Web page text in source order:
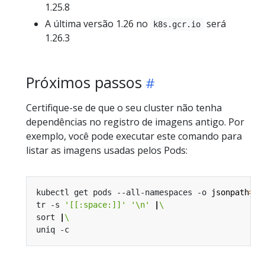
1.25.8
A última versão 1.26 no
k8s.gcr.io
será
1.26.3
Próximos passos
Certifique-se de que o seu cluster não tenha
dependências no registro de imagens antigo. Por
exemplo, você pode executar este comando para
listar as imagens usadas pelos Pods:
kubectl get pods --all-namespaces -o jsonpath=
tr -s
'[[:space:]]' '\n'
sort